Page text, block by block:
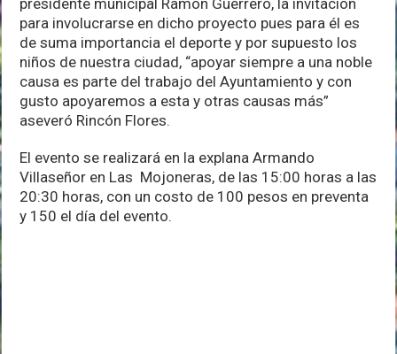
para involucrarse en dicho proyecto pues para él es
de suma importancia el deporte y por supuesto los
niños de nuestra ciudad, “apoyar siempre a una noble
causa es parte del trabajo del Ayuntamiento y con
gusto apoyaremos a esta y otras causas más”
aseveró Rincón Flores.
El evento se realizará en la explana Armando
Villaseñor en Las Mojoneras, de las 15:00 horas a las
20:30 horas, con un costo de 100 pesos en preventa
y 150 el día del evento.